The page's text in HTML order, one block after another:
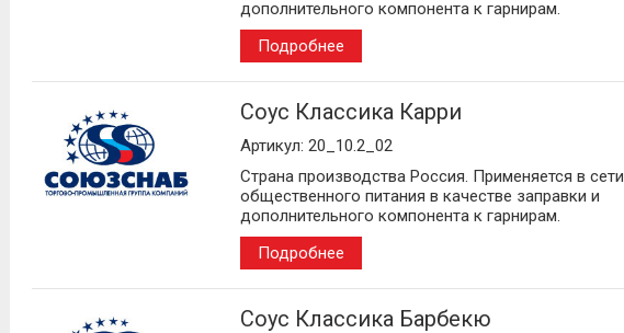
дополнительного компонента к гарнирам.
Подробнее
Соус Классика Карри
Артикул: 20_10.2_02
Страна производства Россия. Применяется в сети
общественного питания в качестве заправки и
дополнительного компонента к гарнирам.
Подробнее
Соус Классика Барбекю